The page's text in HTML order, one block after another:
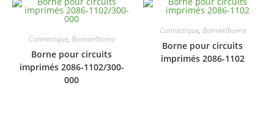
Connectique, Bornier/borne
Borne pour circuits
imprimés 2086-1102/300-
000
Connectique, Bornier/borne
Borne pour circuits
imprimés 2086-1102